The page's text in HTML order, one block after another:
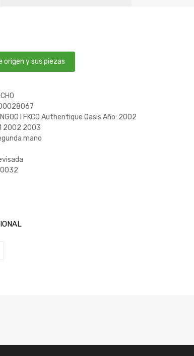
origen y sus piezas
I FKC0 Authentique Oasis Año: 2002
2002 2003
mano